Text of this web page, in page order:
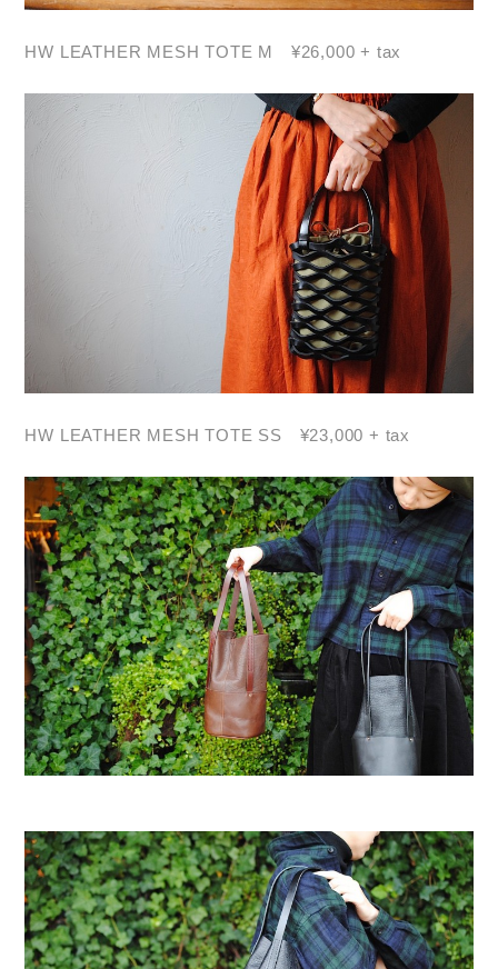
HW LEATHER MESH TOTE M ¥26,000 + tax
HW LEATHER MESH TOTE SS ¥23,000 + tax